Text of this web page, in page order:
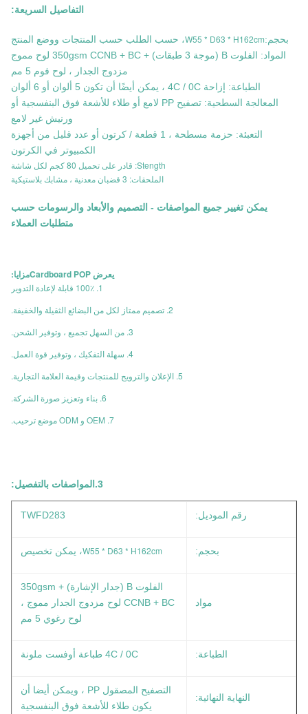
التفاصيل السريعة:
بحجم:W55 * D63 * H162cm، حسب الطلب حسب المنتجات ووضع المنتج
المواد: الفلوت B (موجة 3 طبقات) + 350gsm CCNB + BC لوح مموج
مزدوج الجدار ، لوح فوم 5 مم
الطباعة: إزاحة 4C / 0C ، يمكن أيضًا أن تكون 5 ألوان أو 6 ألوان
المعالجة السطحية: تصفيح PP لامع أو طلاء للأشعة فوق البنفسجية أو
ورنيش غير لامع
التعبئة: حزمة مسطحة ، 1 قطعة / كرتون أو عدد قليل من أجهزة
الكمبيوتر في الكرتون
Stength: قادر على تحميل 80 كجم لكل شاشة
الملحقات: 3 قضبان معدنية ، مشابك بلاستيكية
يمكن تغيير جميع المواصفات - التصميم والأبعاد والرسومات حسب
متطلبات العملاء
يعرض Cardboard POP مزايا:
1. 100٪ قابلة لإعادة التدوير
2. تصميم ممتاز لكل من البضائع الثقيلة والخفيفة.
3. من السهل تجميع ، وتوفير الشحن.
4. سهلة التفكيك ، وتوفير قوة العمل.
5. الإعلان والترويج للمنتجات وقيمة العلامة التجارية.
6. بناء وتعزيز صورة الشركة.
7. OEM و ODM موضع ترحيب.
3. المواصفات بالتفصيل:
رقم الموديل: TWFD283
بحجم: W55 * D63 * H162cm، يمكن تخصيص
مواد
الفلوت B (جدار الإشارة) + 350gsm
CCNB + BC لوح مزدوج الجدار مموج ،
لوح رغوي 5 مم
الطباعة: 4C / 0C طباعة أوفست ملونة
النهاية النهائية:
التصفيح المصقول PP ، ويمكن أيضا أن
يكون طلاء للأشعة فوق البنفسجية